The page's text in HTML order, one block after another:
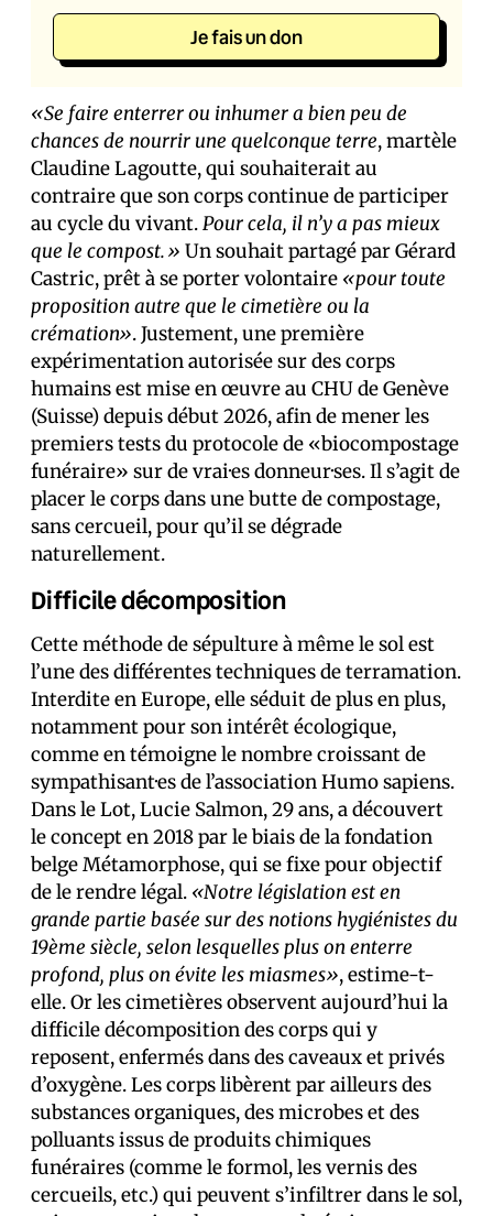
Je fais un don
«Se faire enterrer ou inhumer a bien peu de
chances de nourrir une quelconque terre, martèle
Claudine Lagoutte, qui souhaiterait au
contraire que son corps continue de participer
au cycle du vivant.Pour cela, il n’y a pas mieux
que le compost.» Un souhait partagé par Gérard
Castric, prêt à se porter volontaire «pour toute
proposition autre que le cimetière ou la
crémation». Justement, une première
expérimentation autorisée sur des corps
humains est mise en œuvre au CHU de Genève
(Suisse) depuis début 2026, afin de mener les
premiers tests du protocole de «biocompostage
funéraire» sur de vrai·es donneur·ses. Il s’agit de
placer le corps dans une butte de compostage,
sans cercueil, pour qu’il se dégrade
naturellement.
Difficile décomposition
Cette méthode de sépulture à même le sol est
l’une des différentes techniques de terramation.
Interdite en Europe, elle séduit de plus en plus,
notamment pour son intérêt écologique,
comme en témoigne le nombre croissant de
sympathisant·es de l’association Humo sapiens.
Dans le Lot, Lucie Salmon, 29 ans, a découvert
le concept en 2018 par le biais de la fondation
belge Métamorphose, qui se fixe pour objectif
de le rendre légal. «Notre législation est en
grande partie basée sur des notions hygiénistes du
19ème siècle, selon lesquelles plus on enterre
profond, plus on évite les miasmes», estime-t-
elle. Or les cimetières observent aujourd’hui la
difficile décomposition des corps qui y
reposent, enfermés dans des caveaux et privés
d’oxygène. Les corps libèrent par ailleurs des
substances organiques, des microbes et des
polluants issus de produits chimiques
funéraires (comme le formol, les vernis des
cercueils, etc.) qui peuvent s’infiltrer dans le sol,